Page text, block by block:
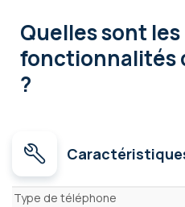
Quelles sont les
fonctionnalités
?
Caractéristiques
Type de téléphone